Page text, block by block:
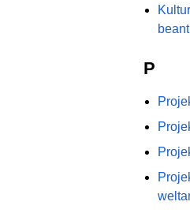
P